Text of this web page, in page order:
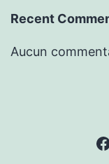
Recent
Aucun